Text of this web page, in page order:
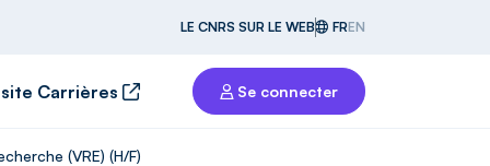
LE CNRS SUR LE WEB FREN
Carrières Se connecter
(VRE) (H/F)